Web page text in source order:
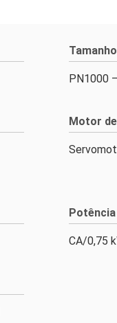
PN1000
Motor
CA/0,75